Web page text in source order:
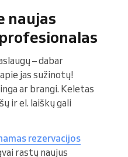
naujas
– dabar
jas sužinotų!
ar brangi. Keletas
ir el. laiškų gali
rezervacijos
rastų naujus